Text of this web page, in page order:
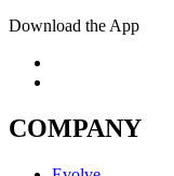
Download the App
COMPANY